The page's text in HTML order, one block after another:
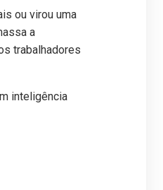
ou virou uma
a
trabalhadores
inteligência